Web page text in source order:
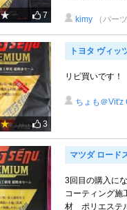
7 kimy （パー
3
トヨタ ヴィ
リピ買いです！
ちょも＠Vit'z
マツダ ロード
3回目の購入に
コーティング
材 ポリエステ